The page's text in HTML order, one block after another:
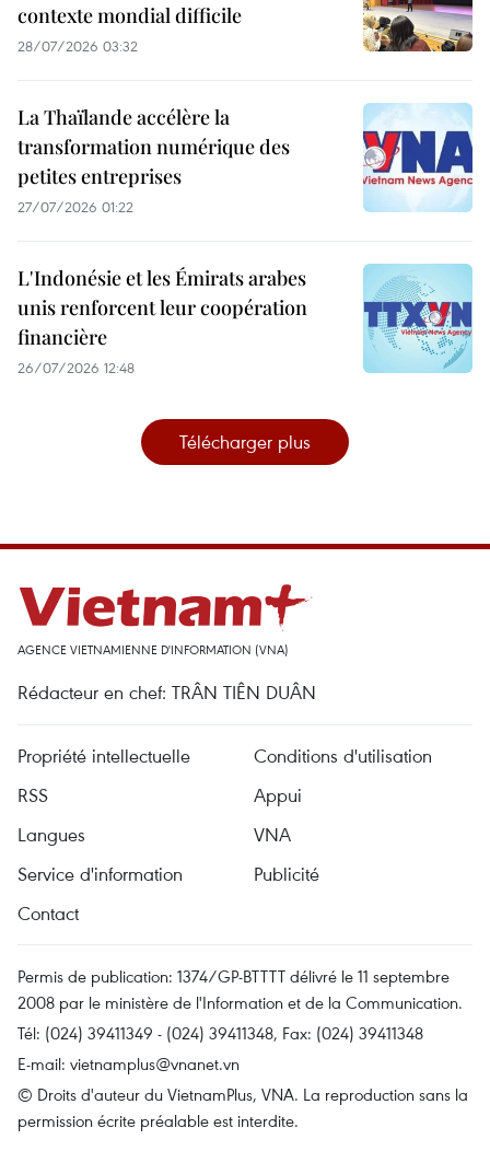
contexte mondial difficile
28/07/2026 03:32
La Thaïlande accélère la
transformation numérique des
petites entreprises
27/07/2026 01:22
L'Indonésie et les Émirats arabes
unis renforcent leur coopération
financière
26/07/2026 12:48
Télécharger plus
AGENCE VIETNAMIENNE D'INFORMATION (VNA)
Rédacteur en chef: TRÂN TIÊN DUÂN
Propriété intellectuelle
Conditions d'utilisation
RSS
Appui
Langues
VNA
Service d'information
Publicité
Contact
Permis de publication: 1374/GP-BTTTT délivré le 11 septembre
2008 par le ministère de l'Information et de la Communication.
Tél: (024) 39411349 - (024) 39411348, Fax: (024) 39411348
E-mail: vietnamplus@vnanet.vn
© Droits d'auteur du VietnamPlus, VNA. La reproduction sans la
permission écrite préalable est interdite.